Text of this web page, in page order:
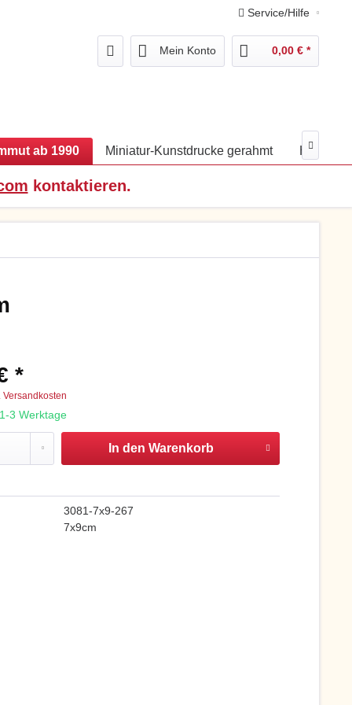
Service/Hilfe
Mein Konto 0,00 € *
ab 1990 Miniatur-Kunstdrucke gerahmt Holz-

kontaktieren.
*
Versandkosten
3 Werktage
In den Warenkorb
3081-7x9-267
7x9cm